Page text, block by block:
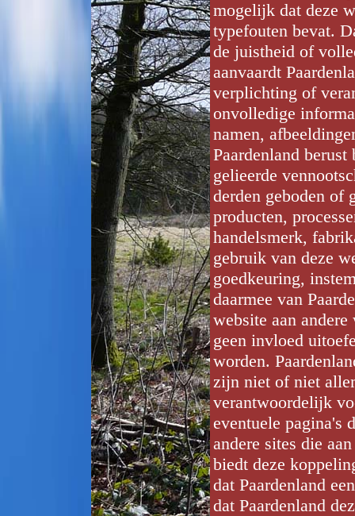
mogelijk dat deze
typefouten bevat.
de juistheid of
aanvaardt
verplichting of
onvolledige
namen,
Paardenland
gelieerde
derden geboden of
producten,
handelsmerk,
gebruik van deze
goedkeuring,
daarmee van
website aan
geen invloed
worden.
zijn niet of niet
verantwoordelijk
eventuele pagina's
andere sites die
biedt deze
dat Paardenland
dat Paardenland